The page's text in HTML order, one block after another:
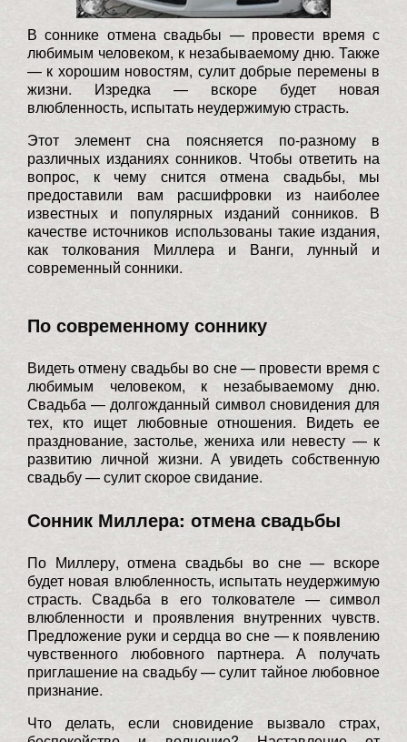
В соннике отмена свадьбы — провести время с
любимым человеком, к незабываемому дню. Также
— к хорошим новостям, сулит добрые перемены в
жизни. Изредка — вскоре будет новая
влюбленность, испытать неудержимую страсть.
Этот элемент сна поясняется по-разному в
различных изданиях сонников. Чтобы ответить на
вопрос, к чему снится отмена свадьбы, мы
предоставили вам расшифровки из наиболее
известных и популярных изданий сонников. В
качестве источников использованы такие издания,
как толкования Миллера и Ванги, лунный и
современный сонники.
По современному соннику
Видеть отмену свадьбы во сне — провести время с
любимым человеком, к незабываемому дню.
Свадьба — долгожданный символ сновидения для
тех, кто ищет любовные отношения. Видеть ее
празднование, застолье, жениха или невесту — к
развитию личной жизни. А увидеть собственную
свадьбу — сулит скорое свидание.
Сонник Миллера: отмена свадьбы
По Миллеру, отмена свадьбы во сне — вскоре
будет новая влюбленность, испытать неудержимую
страсть. Свадьба в его толкователе — символ
влюбленности и проявления внутренних чувств.
Предложение руки и сердца во сне — к появлению
чувственного любовного партнера. А получать
приглашение на свадьбу — сулит тайное любовное
признание.
Что делать, если сновидение вызвало страх,